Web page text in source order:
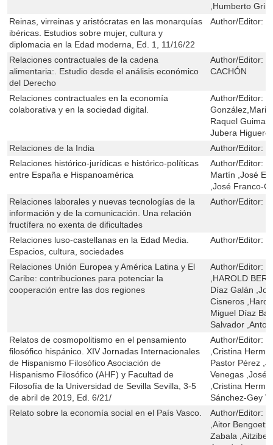
,Humberto
Reinas, virreinas y aristócratas en las monarquías
ibéricas. Estudios sobre mujer, cultura y
diplomacia en la Edad moderna, Ed. 1, 11/16/22
Author/Editor:
Relaciones contractuales de la cadena
alimentaria:. Estudio desde el análisis económico
del Derecho
Author/Editor:
CACHÓN
Relaciones contractuales en la economía
colaborativa y en la sociedad digital.
Author/Editor:
Raquel
Jubera Higuero
Relaciones de la India
Author/Editor:
Relaciones histórico-jurídicas e histórico-políticas
entre España e Hispanoamérica
Author/Editor:
Martín ,José
,José Franco-
Relaciones laborales y nuevas tecnologías de la
información y de la comunicación. Una relación
fructífera no exenta de dificultades
Author/Editor:
Relaciones luso-castellanas en la Edad Media.
Espacios, cultura, sociedades
Author/Editor:
Relaciones Unión Europea y América Latina y El
Caribe: contribuciones para potenciar la
cooperación entre las dos regiones
Author/Editor:
,HAROLD
Díaz Galán
Cisneros
Miguel Díaz
Salvador
Relatos de cosmopolitismo en el pensamiento
filosófico hispánico. XIV Jornadas Internacionales
de Hispanismo Filosófico Asociación de
Hispanismo Filosófico (AHF) y Facultad de
Filosofía de la Universidad de Sevilla Sevilla, 3-5
de abril de 2019, Ed. 6/21/
Author/Editor:
,Cristina
Pastor Pérez
Venegas ,José
,Cristina
Sánchez-Gey
Relato sobre la economía social en el País Vasco.
Author/Editor:
,Aitor
Zabala